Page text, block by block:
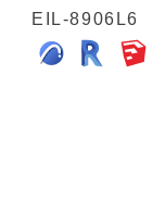
EIL-8906L6